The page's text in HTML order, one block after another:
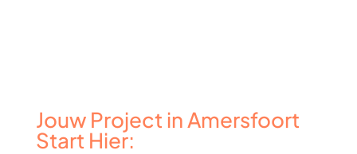
Jouw Project in Amersfoort
Start Hier: